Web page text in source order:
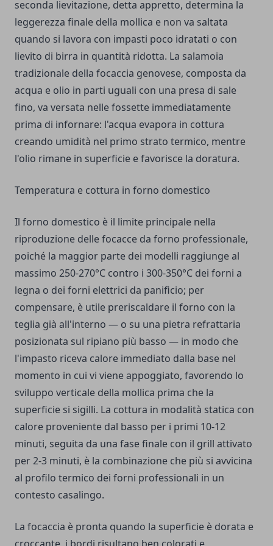
seconda lievitazione, detta appretto, determina la
leggerezza finale della mollica e non va saltata
quando si lavora con impasti poco idratati o con
lievito di birra in quantità ridotta. La salamoia
tradizionale della focaccia genovese, composta da
acqua e olio in parti uguali con una presa di sale
fino, va versata nelle fossette immediatamente
prima di infornare: l'acqua evapora in cottura
creando umidità nel primo strato termico, mentre
l'olio rimane in superficie e favorisce la doratura.
Temperatura e cottura in forno domestico
Il forno domestico è il limite principale nella
riproduzione delle focacce da forno professionale,
poiché la maggior parte dei modelli raggiunge al
massimo 250-270°C contro i 300-350°C dei forni a
legna o dei forni elettrici da panificio; per
compensare, è utile preriscaldare il forno con la
teglia già all'interno — o su una pietra refrattaria
posizionata sul ripiano più basso — in modo che
l'impasto riceva calore immediato dalla base nel
momento in cui vi viene appoggiato, favorendo lo
sviluppo verticale della mollica prima che la
superficie si sigilli. La cottura in modalità statica con
calore proveniente dal basso per i primi 10-12
minuti, seguita da una fase finale con il grill attivato
per 2-3 minuti, è la combinazione che più si avvicina
al profilo termico dei forni professionali in un
contesto casalingo.
La focaccia è pronta quando la superficie è dorata e